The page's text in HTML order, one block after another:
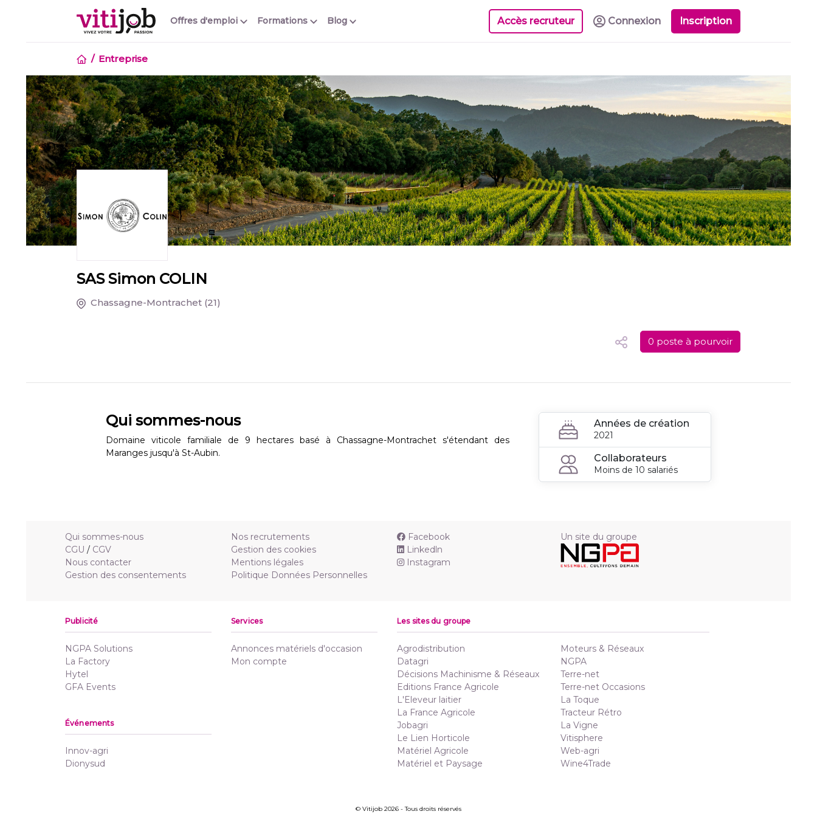
Offres d'emploi Blog
Formations Accès recruteur Connexion Inscription
Entreprise
SAS Simon COLIN
Chassagne-Montrachet (21)
0 poste à pourvoir
Qui sommes-nous
Domaine viticole familiale de 9 hectares basé à Chassagne-Montrachet s'étendant des
Maranges jusqu'à St-Aubin.
Années de création
2021
Collaborateurs
Moins de 10 salariés
Qui sommes-nous
CGU / CGV
Nous contacter
Gestion des consentements
Nos recrutements
Gestion des cookies
Mentions légales
Politique Données Personnelles
Facebook
Linkedln
Instagram
Un site du groupe
Publicité
NGPA Solutions
La Factory
Hytel
GFA Events
Services
Annonces matériels d'occasion
Mon compte
Événements
Innov-agri
Dionysud
Les sites du groupe
Agrodistribution
Datagri
Décisions Machinisme & Réseaux
Editions France Agricole
L'Eleveur laitier
La France Agricole
Jobagri
Le Lien Horticole
Matériel Agricole
Matériel et Paysage
Moteurs & Réseaux
NGPA
Terre-net
Terre-net Occasions
La Toque
Tracteur Rétro
La Vigne
Vitisphere
Web-agri
Wine4Trade
© Vitijob 2026 - Tous droits réservés